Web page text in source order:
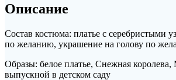
Описание
Состав костюма: платье с серебристыми
по желанию, украшение на голову по
Образы: белое платье, Снежная королева,
выпускной в детском саду